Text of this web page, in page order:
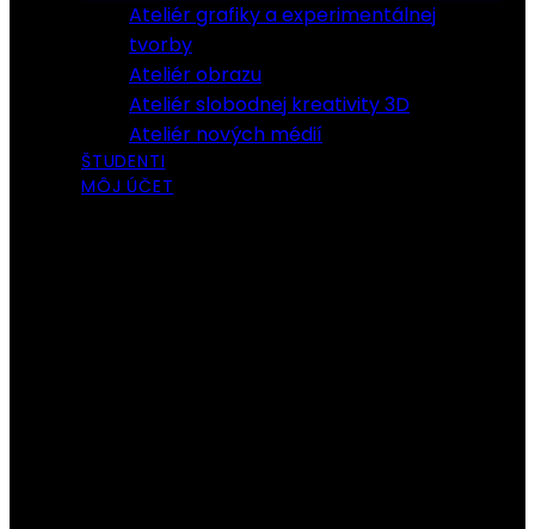
Ateliér grafiky a experimentálnej
tvorby
Ateliér obrazu
Ateliér slobodnej kreativity 3D
Ateliér nových médií
ŠTUDENTI
MÔJ ÚČET